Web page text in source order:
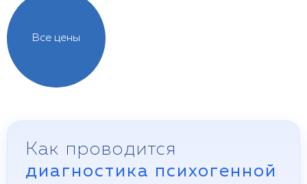
Все цены
Как проводится
диагностика психогенной